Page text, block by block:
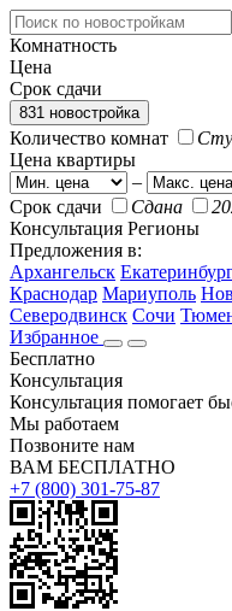
Комнатность
Цена
Срок сдачи
831 новостройка
Количество комнат
Цена квартиры
–
Срок сдачи
Сдана
Консультация Регионы
Предложения в:
Архангельск
Краснодар Мариуполь
Северодвинск Сочи
Избранное
Бесплатно
Консультация
Консультация помогает
Мы работаем
Позвоните нам
ВАМ БЕСПЛАТНО
+7 (800) 301-75-87